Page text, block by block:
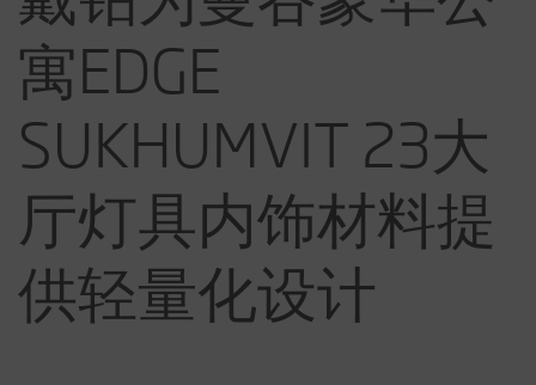
寓EDGE
SUKHUMVIT 23大
厅灯具内饰材料提
供轻量化设计